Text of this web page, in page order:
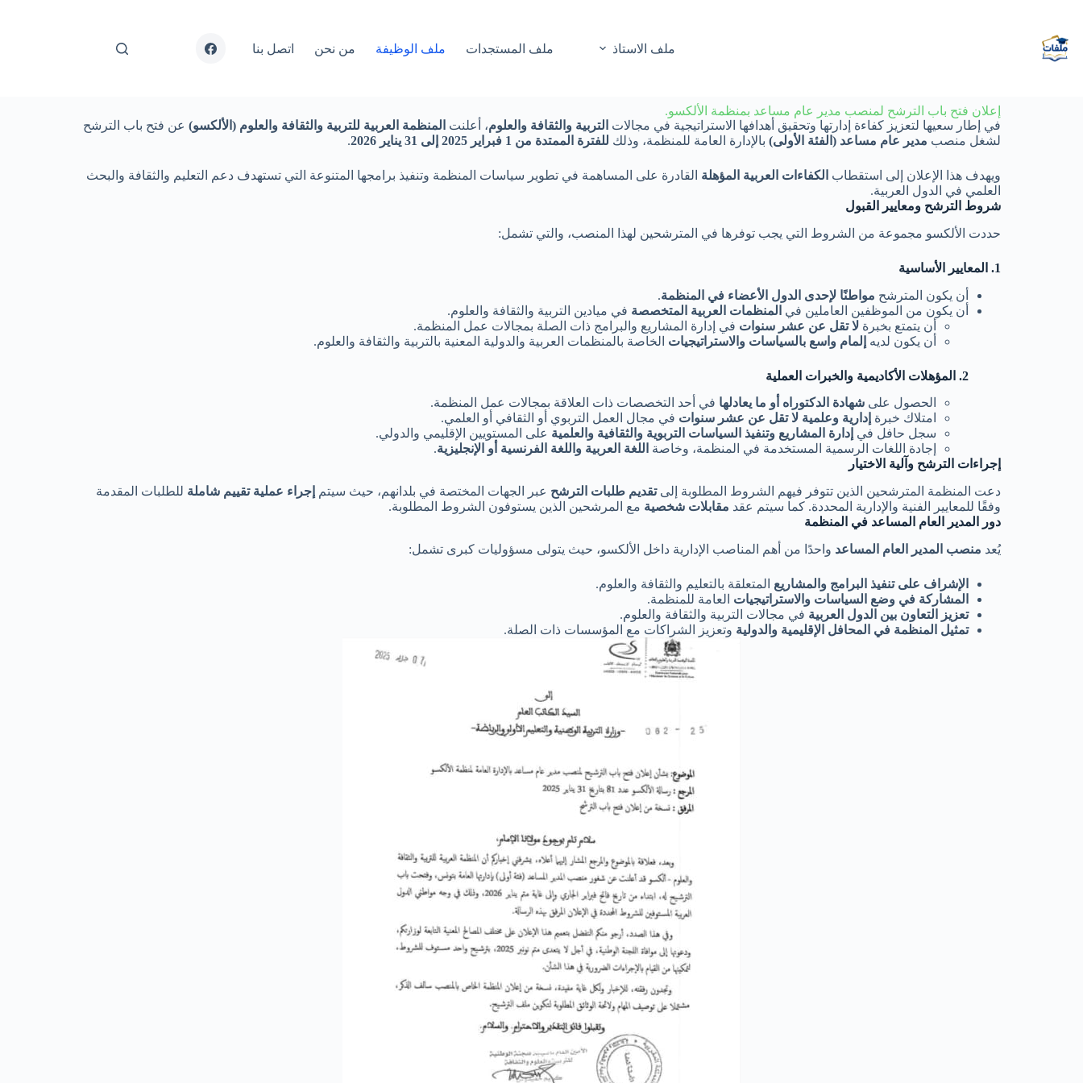
ملف الاستاذ ملف المستجدات ملف الوظيفة من نحن اتصل بنا
إعلان فتح باب الترشح لمنصب مدير عام مساعد بمنظمة الألكسو.
في إطار سعيها لتعزيز كفاءة إدارتها وتحقيق أهدافها الاستراتيجية في مجالات التربية والثقافة والعلوم، أعلنت المنظمة العربية للتربية والثقافة والعلوم (الألكسو) عن فتح باب الترشح
لشغل منصب مدير عام مساعد (الفئة الأولى) بالإدارة العامة للمنظمة، وذلك للفترة الممتدة من 1 فبراير 2025 إلى 31 يناير 2026 .
ويهدف هذا الإعلان إلى استقطاب الكفاءات العربية المؤهلة القادرة على المساهمة في تطوير سياسات المنظمة وتنفيذ برامجها المتنوعة التي تستهدف دعم التعليم والثقافة والبحث
العلمي في الدول العربية.
شروط الترشح ومعايير القبول
حددت الألكسو مجموعة من الشروط التي يجب توفرها في المترشحين لهذا المنصب، والتي تشمل:
1. المعايير الأساسية
أن يكون المترشح مواطنًا لإحدى الدول الأعضاء في المنظمة.
أن يكون من الموظفين العاملين في المنظمات العربية المتخصصة في ميادين التربية والثقافة والعلوم.
أن يتمتع بخبرة لا تقل عن عشر سنوات في إدارة المشاريع والبرامج ذات الصلة بمجالات عمل المنظمة.
أن يكون لديه إلمام واسع بالسياسات والاستراتيجيات الخاصة بالمنظمات العربية والدولية المعنية بالتربية والثقافة والعلوم.
2. المؤهلات الأكاديمية والخبرات العملية
الحصول على شهادة الدكتوراه أو ما يعادلها في أحد التخصصات ذات العلاقة بمجالات عمل المنظمة.
امتلاك خبرة إدارية وعلمية لا تقل عن عشر سنوات في مجال العمل التربوي أو الثقافي أو العلمي.
سجل حافل في إدارة المشاريع وتنفيذ السياسات التربوية والثقافية والعلمية على المستويين الإقليمي والدولي.
إجادة اللغات الرسمية المستخدمة في المنظمة، وخاصة اللغة العربية واللغة الفرنسية أو الإنجليزية.
إجراءات الترشح وآلية الاختيار
دعت المنظمة المترشحين الذين تتوفر فيهم الشروط المطلوبة إلىتقديم طلبات الترشح عبر الجهات المختصة في بلدانهم، حيث سيتم إجراء عملية تقييم شاملة للطلبات المقدمة
وفقًا للمعايير الفنية والإدارية المحددة. كما سيتم عقد مقابلات شخصية مع المرشحين الذين يستوفون الشروط المطلوبة.
دور المدير العام المساعد في المنظمة
يُعد منصب المدير العام المساعد واحدًا من أهم المناصب الإدارية داخل الألكسو، حيث يتولى مسؤوليات كبرى تشمل:
الإشراف على تنفيذ البرامج والمشاريع المتعلقة بالتعليم والثقافة والعلوم.
المشاركة في وضع السياسات والاستراتيجيات العامة للمنظمة.
تعزيز التعاون بين الدول العربية في مجالات التربية والثقافة والعلوم.
تمثيل المنظمة في المحافل الإقليمية والدولية وتعزيز الشراكات مع المؤسسات ذات الصلة.